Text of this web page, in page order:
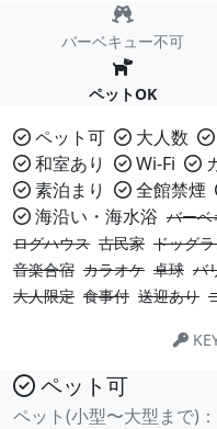
バーベキュー不可
ペットOK
ペット可 大人数
和室あり
Wi-Fi
素泊まり
全館禁煙
海沿い・海水浴 バーベ
ログハウス 古民家 ドッグ
音楽合宿 カラオケ 卓球 バ
大人限定 食事付 送迎あり
ペット可
ペット(小型〜大型まで)